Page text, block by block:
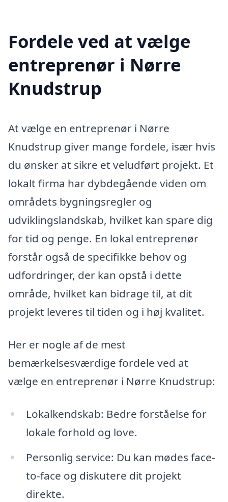
Fordele ved at vælge
entreprenør i Nørre
Knudstrup
At vælge en entreprenør i Nørre
Knudstrup giver mange fordele, især hvis
du ønsker at sikre et veludført projekt. Et
lokalt firma har dybdegående viden om
områdets bygningsregler og
udviklingslandskab, hvilket kan spare dig
for tid og penge. En lokal entreprenør
forstår også de specifikke behov og
udfordringer, der kan opstå i dette
område, hvilket kan bidrage til, at dit
projekt leveres til tiden og i høj kvalitet.
Her er nogle af de mest
bemærkelsesværdige fordele ved at
vælge en entreprenør i Nørre Knudstrup:
Lokalkendskab: Bedre forståelse for
lokale forhold og love.
Personlig service: Du kan mødes face-
to-face og diskutere dit projekt
direkte.